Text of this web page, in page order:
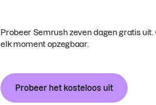
Probeer Semrush zeven dagen gratis uit.
elk moment opzegbaar.
Probeer het kosteloos uit